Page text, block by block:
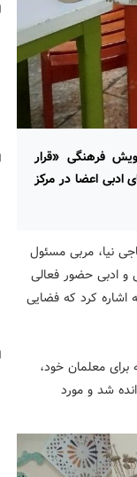
فرهنگی «قرار
ادبی اعضا در مرکز
نیا، مربی مسئول
و ادبی حضور فعالی
اشاره کرد که فضایی
معلمان خود،
شد و مورد